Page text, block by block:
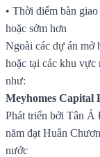
• Thời điểm bàn
hoặc sớm hơn
Ngoài các dự án mở
hoặc tại các khu
như:
Meyhomes Capital
Phát triển bởi Tân Á
năm đạt Huân
nước